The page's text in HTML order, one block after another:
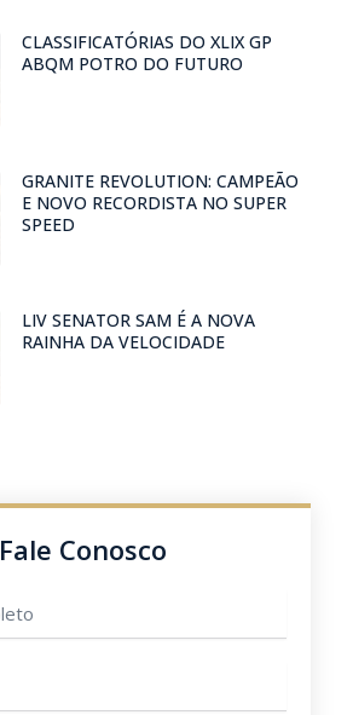
CLASSIFICATÓRIAS DO XLIX GP
ABQM POTRO DO FUTURO
GRANITE REVOLUTION: CAMPEÃO
E NOVO RECORDISTA NO SUPER
SPEED
LIV SENATOR SAM É A NOVA
RAINHA DA VELOCIDADE
Fale Conosco